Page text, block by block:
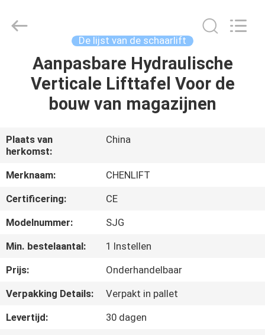
HUIS
PRODUCTEN
OVER
ONS
FABRIEKSTOCHT
NEEM
CONTACT
MET
LTD.
De lijst van de schaarlift
Aanpasbare Hydraulische
Verticale Lifttafel Voor de
bouw van magazijnen
Plaats van
herkomst:
China
Merknaam:
CHENLIFT
Certificering:
CE
Modelnummer:
SJG
Min. bestelaantal:
1 Instellen
Prijs:
Onderhandelbaar
Verpakking Details:
Verpakt in pallet
Levertijd:
30 dagen